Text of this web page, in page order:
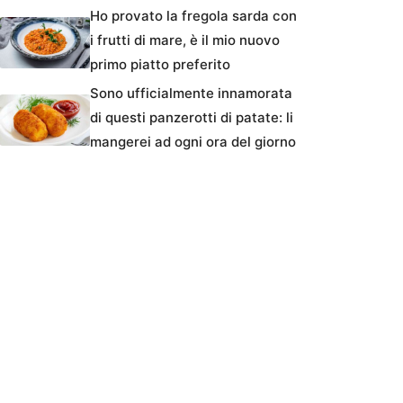
Ho provato la fregola sarda con
i frutti di mare, è il mio nuovo
primo piatto preferito
Sono ufficialmente innamorata
di questi panzerotti di patate: li
mangerei ad ogni ora del giorno